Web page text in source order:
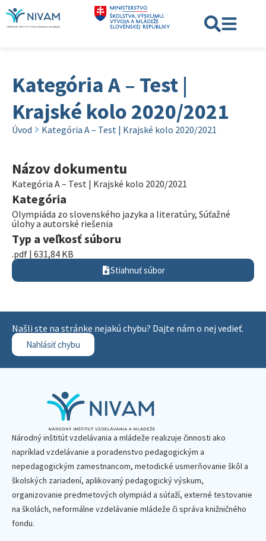
Kategória A – Test |
Krajské kolo 2020/2021
Úvod Kategória A – Test | Krajské kolo 2020/2021
Názov dokumentu
Kategória A – Test | Krajské kolo 2020/2021
Kategória
Olympiáda zo slovenského jazyka a literatúry, Súťažné
úlohy a autorské riešenia
Typ a veľkosť súboru
.pdf | 631,84 KB
Stiahnuť súbor
Našli ste na stránke nejakú chybu? Dajte nám o nej vedieť.
Nahlásiť chybu
Národný inštitút vzdelávania a mládeže realizuje činnosti ako
napríklad vzdelávanie a poradenstvo pedagogickým a
nepedagogickým zamestnancom, metodické usmerňovanie škôl a
školských zariadení, aplikovaný pedagogický výskum,
organizovanie predmetových olympiád a súťaží, externé testovanie
na školách, neformálne vzdelávanie mládeže či správa knižničného
fondu.